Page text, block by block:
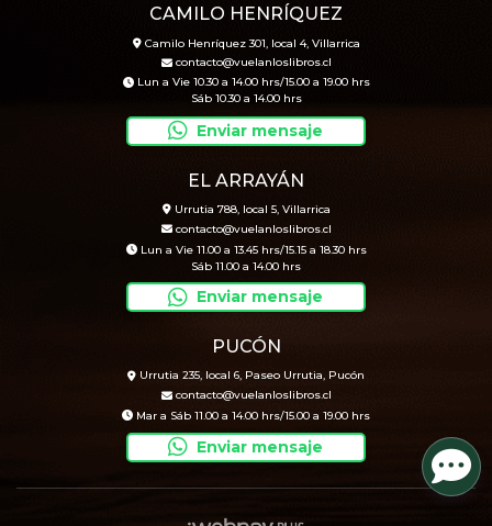
CAMILO HENRÍQUEZ
Camilo Henríquez 301, local 4, Villarrica
contacto@vuelanloslibros.cl
Lun a Vie 10.30 a 14.00 hrs/15.00 a 19.00 hrs
Sáb 10.30 a 14.00 hrs
Enviar mensaje
EL ARRAYÁN
Urrutia 788, local 5, Villarrica
contacto@vuelanloslibros.cl
Lun a Vie 11.00 a 13.45 hrs/15.15 a 18.30 hrs
Sáb 11.00 a 14.00 hrs
Enviar mensaje
PUCÓN
Urrutia 235, local 6, Paseo Urrutia, Pucón
contacto@vuelanloslibros.cl
Mar a Sáb 11.00 a 14.00 hrs/15.00 a 19.00 hrs
Enviar mensaje